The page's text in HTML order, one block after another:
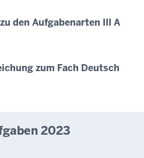
den Aufgabenarten III A
zum Fach Deutsch
2023